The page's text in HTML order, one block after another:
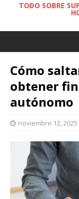
TODO SOBRE
Cómo
obtener
autónomo
noviembre 12, 2025